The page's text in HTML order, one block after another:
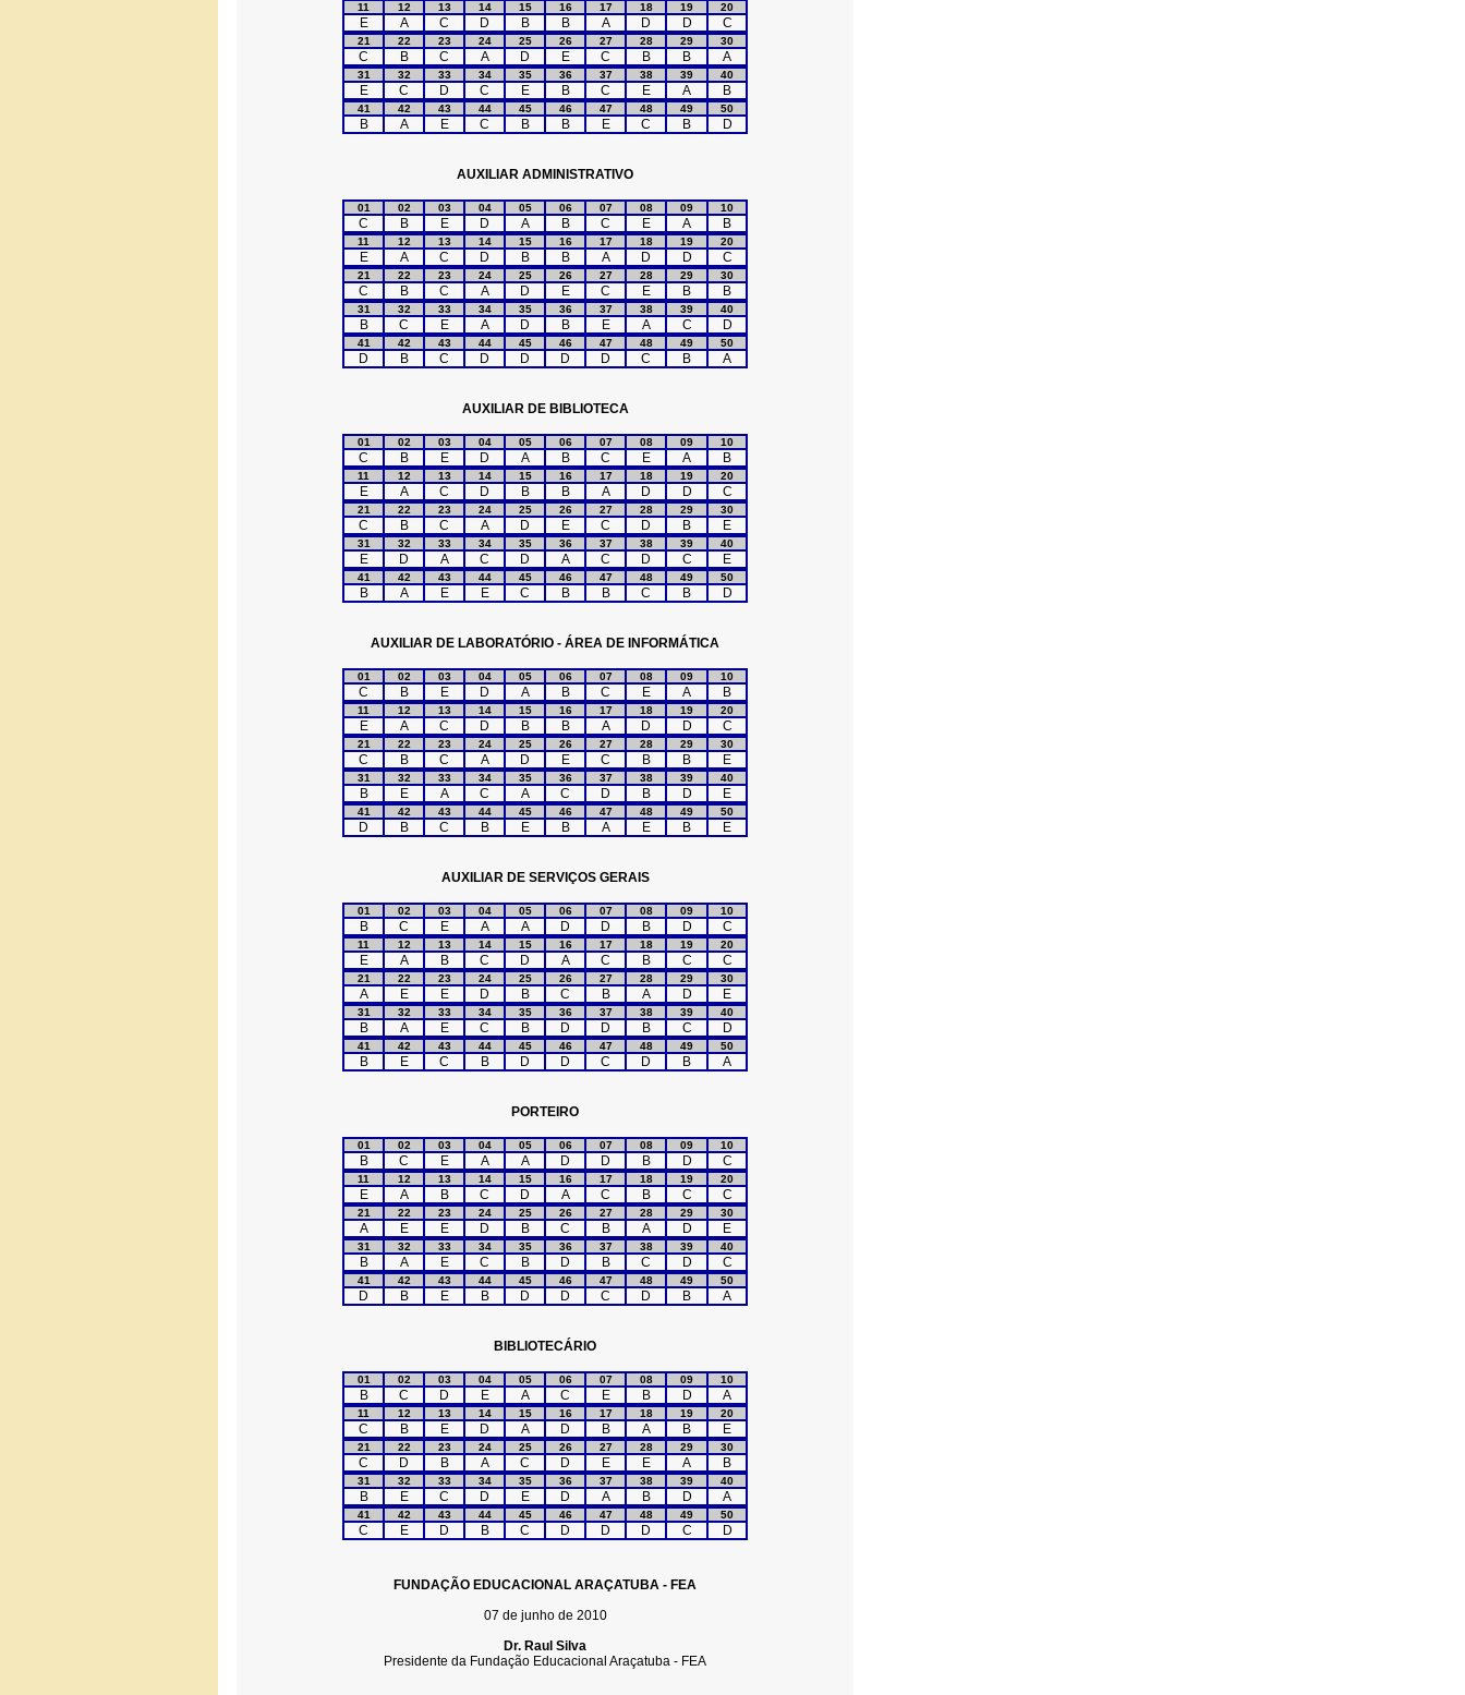
11 12 13 14 15 16 17 18 19 20
E A C D B B A D D C
21 22 23 24 25 26 27 28 29 30
C B C A D E C B B A
31 32 33 34 35 36 37 38 39 40
E C D C E B C E A B
41 42 43 44 45 46 47 48 49 50
B A E C B B E C B D
AUXILIAR ADMINISTRATIVO
01 02 03 04 05 06 07 08 09 10
C B E D A B C E A B
11 12 13 14 15 16 17 18 19 20
E A C D B B A D D C
21 22 23 24 25 26 27 28 29 30
C B C A D E C E B B
31 32 33 34 35 36 37 38 39 40
B C E A D B E A C D
41 42 43 44 45 46 47 48 49 50
D B C D D D D C B A
AUXILIAR DE BIBLIOTECA
01 02 03 04 05 06 07 08 09 10
C B E D A B C E A B
11 12 13 14 15 16 17 18 19 20
E A C D B B A D D C
21 22 23 24 25 26 27 28 29 30
C B C A D E C D B E
31 32 33 34 35 36 37 38 39 40
E D A C D A C D C E
41 42 43 44 45 46 47 48 49 50
B A E E C B B C B D
AUXILIAR DE LABORATÓRIO - ÁREA DE INFORMÁTICA
01 02 03 04 05 06 07 08 09 10
C B E D A B C E A B
11 12 13 14 15 16 17 18 19 20
E A C D B B A D D C
21 22 23 24 25 26 27 28 29 30
C B C A D E C B B E
31 32 33 34 35 36 37 38 39 40
B E A C A C D B D E
41 42 43 44 45 46 47 48 49 50
D B C B E B A E B E
AUXILIAR DE SERVIÇOS GERAIS
01 02 03 04 05 06 07 08 09 10
B C E A A D D B D C
11 12 13 14 15 16 17 18 19 20
E A B C D A C B C C
21 22 23 24 25 26 27 28 29 30
A E E D B C B A D E
31 32 33 34 35 36 37 38 39 40
B A E C B D D B C D
41 42 43 44 45 46 47 48 49 50
B E C B D D C D B A
PORTEIRO
01 02 03 04 05 06 07 08 09 10
B C E A A D D B D C
11 12 13 14 15 16 17 18 19 20
E A B C D A C B C C
21 22 23 24 25 26 27 28 29 30
A E E D B C B A D E
31 32 33 34 35 36 37 38 39 40
B A E C B D B C D C
41 42 43 44 45 46 47 48 49 50
D B E B D D C D B A
BIBLIOTECÁRIO
01 02 03 04 05 06 07 08 09 10
B C D E A C E B D A
11 12 13 14 15 16 17 18 19 20
C B E D A D B A B E
21 22 23 24 25 26 27 28 29 30
C D B A C D E E A B
31 32 33 34 35 36 37 38 39 40
B E C D E D A B D A
41 42 43 44 45 46 47 48 49 50
C E D B C D D D C D
FUNDAÇÃO EDUCACIONAL ARAÇATUBA - FEA
07 de junho de 2010
Dr. Raul Silva
Presidente da Fundação Educacional Araçatuba - FEA